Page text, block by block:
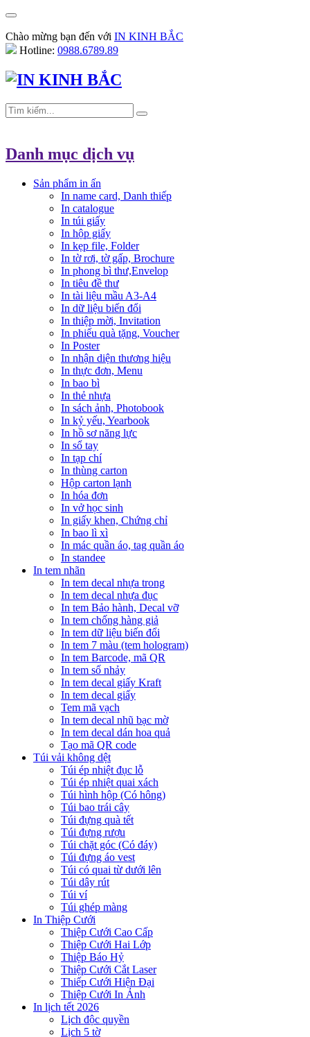
Chào mừng bạn đến với IN KINH BẮC
Hotline: 0988.6789.89
Danh mục dịch vụ
Sản phẩm in ấn
In name card, Danh thiếp
In catalogue
In túi giấy
In hộp giấy
In kẹp file, Folder
In tờ rơi, tờ gấp, Brochure
In phong bì thư,Envelop
In tiêu đề thư
In tài liệu mầu A3-A4
In dữ liệu biến đổi
In thiệp mời, Invitation
In phiếu quà tặng, Voucher
In Poster
In nhận diện thương hiệu
In thực đơn, Menu
In bao bì
In thẻ nhựa
In sách ảnh, Photobook
In kỷ yếu, Yearbook
In hồ sơ năng lực
In sổ tay
In tạp chí
In thùng carton
Hộp carton lạnh
In hóa đơn
In vở học sinh
In giấy khen, Chứng chỉ
In bao lì xì
In mác quần áo, tag quần áo
In standee
In tem nhãn
In tem decal nhựa trong
In tem decal nhựa đục
In tem Bảo hành, Decal vỡ
In tem chống hàng giả
In tem dữ liệu biến đổi
In tem 7 màu (tem hologram)
In tem Barcode, mã QR
In tem số nhảy
In tem decal giấy Kraft
In tem decal giấy
Tem mã vạch
In tem decal nhũ bạc mờ
In tem decal dán hoa quả
Tạo mã QR code
Túi vải không dệt
Túi ép nhiệt đục lỗ
Túi ép nhiệt quai xách
Túi hình hộp (Có hông)
Túi bao trái cây
Túi đựng quà tết
Túi đựng rượu
Túi chặt góc (Có đáy)
Túi đựng áo vest
Túi có quai từ dưới lên
Túi dây rút
Túi ví
Túi ghép màng
In Thiệp Cưới
Thiệp Cưới Cao Cấp
Thiệp Cưới Hai Lớp
Thiệp Báo Hỷ
Thiệp Cưới Cắt Laser
Thiếp Cưới Hiện Đại
Thiệp Cưới In Ảnh
In lịch tết 2026
Lịch độc quyền
Lịch 5 tờ